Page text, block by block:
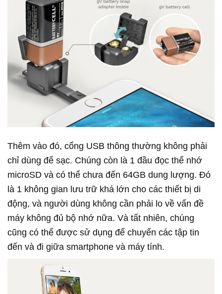
Thêm vào đó, cổng USB thông thường không phải
chỉ dùng để sạc. Chúng còn là 1 đầu đọc thể nhớ
microSD và có thể chưa đến 64GB dung lượng. Đó
là 1 không gian lưu trữ khá lớn cho các thiết bị di
động, và người dùng không cần phải lo về vấn đề
máy không đủ bộ nhớ nữa. Và tất nhiên, chúng
cũng có thể được sử dụng để chuyển các tập tin
đến và đi giữa smartphone và máy tính.